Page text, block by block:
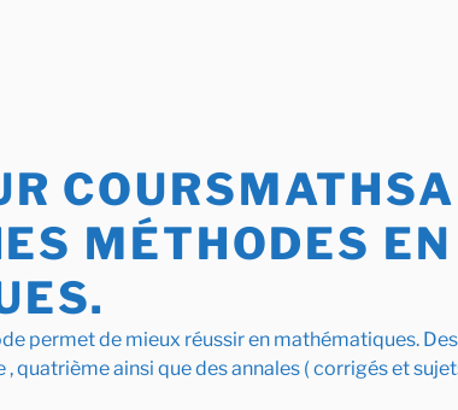
MÉTHODES EN
permet de mieux réussir en mathématiques.
quatrième ainsi que des annales ( corrigés et